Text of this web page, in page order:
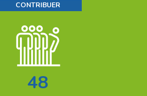
CONTRIBUER
48